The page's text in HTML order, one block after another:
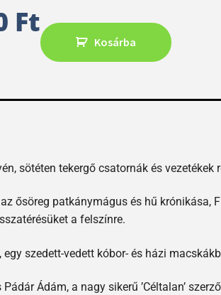
Ft
Kosárba
sötéten tekergő csatornák és
az ősöreg patkánymágus és hű
a felszínre.
egy szedett-vedett kóbor- és házi
Pádár Ádám, a nagy sikerű ’Céltalan’